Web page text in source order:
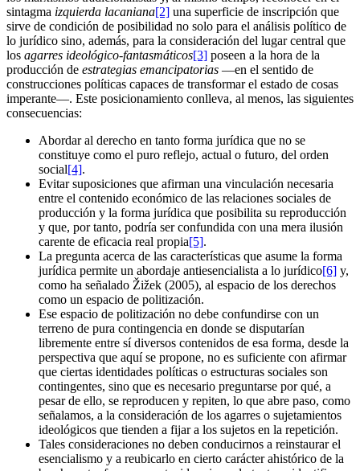
sintagma izquierda lacaniana[2] una superficie de inscripción que
sirve de condición de posibilidad no solo para el análisis político de
lo jurídico sino, además, para la consideración del lugar central que
los agarres ideológico-fantasmáticos[3] poseen a la hora de la
producción de estrategias emancipatorias —en el sentido de
construcciones políticas capaces de transformar el estado de cosas
imperante—. Este posicionamiento conlleva, al menos, las siguientes
consecuencias:
Abordar al derecho en tanto forma jurídica que no se
constituye como el puro reflejo, actual o futuro, del orden
social[4].
Evitar suposiciones que afirman una vinculación necesaria
entre el contenido económico de las relaciones sociales de
producción y la forma jurídica que posibilita su reproducción
y que, por tanto, podría ser confundida con una mera ilusión
carente de eficacia real propia[5].
La pregunta acerca de las características que asume la forma
jurídica permite un abordaje antiesencialista a lo jurídico[6] y,
como ha señalado Žižek (2005), al espacio de los derechos
como un espacio de politización.
Ese espacio de politización no debe confundirse con un
terreno de pura contingencia en donde se disputarían
libremente entre sí diversos contenidos de esa forma, desde la
perspectiva que aquí se propone, no es suficiente con afirmar
que ciertas identidades políticas o estructuras sociales son
contingentes, sino que es necesario preguntarse por qué, a
pesar de ello, se reproducen y repiten, lo que abre paso, como
señalamos, a la consideración de los agarres o sujetamientos
ideológicos que tienden a fijar a los sujetos en la repetición.
Tales consideraciones no deben conducirnos a reinstaurar el
esencialismo y a reubicarlo en cierto carácter ahistórico de la